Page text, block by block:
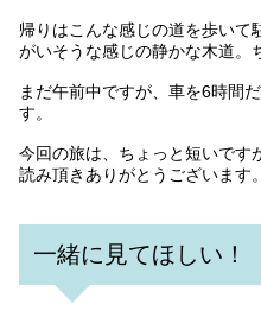
帰りはこんな感じの道を歩いて
がいそうな感じの静かな木道。
まだ午前中ですが、車を6時間
す。
今回の旅は、ちょっと短いです
読み頂きありがとうございます。
一緒に見てほしい！